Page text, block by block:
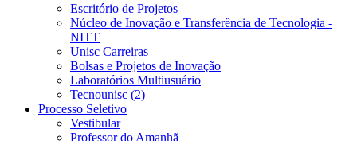
Escritório de Projetos
Núcleo de Inovação e Transferência de Tecnologia -
NITT
Unisc Carreiras
Bolsas e Projetos de Inovação
Laboratórios Multiusuário
Tecnounisc (2)
Processo Seletivo
Vestibular
Professor do Amanhã